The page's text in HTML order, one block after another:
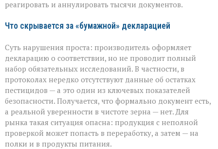
реагировать и аннулировать тысячи документов.
Что скрывается за «бумажной» декларацией
Суть нарушения проста: производитель оформляет
декларацию о соответствии, но не проводит полный
набор обязательных исследований. В частности, в
протоколах нередко отсутствуют данные об остатках
пестицидов — а это один из ключевых показателей
безопасности. Получается, что формально документ есть,
а реальной уверенности в чистоте зерна — нет. Для
рынка такая ситуация опасна: продукция с неполной
проверкой может попасть в переработку, а затем — на
полки и в продукты питания.